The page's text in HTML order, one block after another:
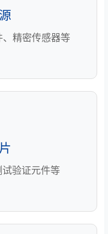
精密传感器等
验证元件等